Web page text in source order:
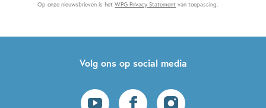
Op onze nieuwsbrieven is hetWPG Privacy Statement van toepassing.
Volg ons op social media